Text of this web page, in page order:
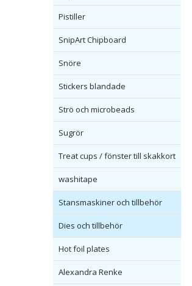
Pistiller
SnipArt Chipboard
Snöre
Stickers blandade
Strö och microbeads
Sugrör
Treat cups / fönster till skakkort
washitape
Stansmaskiner och tillbehör
Dies och tillbehör
Hot foil plates
Alexandra Renke